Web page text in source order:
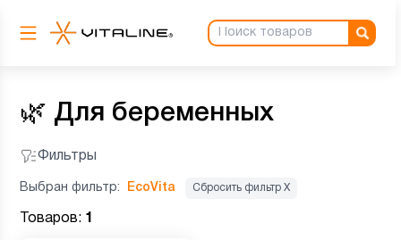
🌿 Для беременных
Фильтры
Выбран фильтр: EcoVita Сбросить фильтр Х
Товаров: 1